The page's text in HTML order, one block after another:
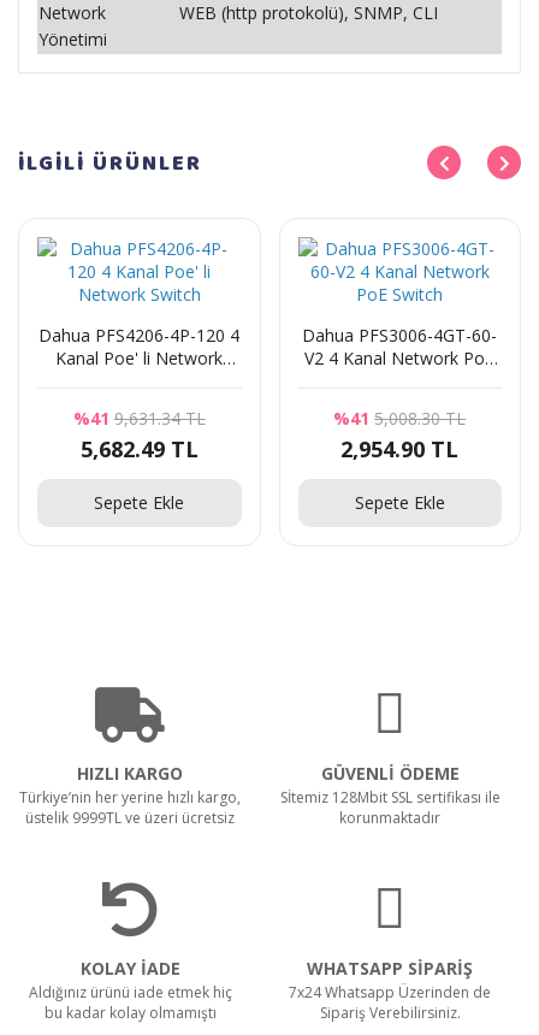
Network
Yönetimi
WEB (http protokolü), SNMP, CLI
İLGİLİ ÜRÜNLER
Dahua PFS4206-4P-120 4
Kanal Poe' li Network
%41 9,631.34 TL
5,682.49 TL
Sepete Ekle
Dahua PFS3006-4GT-60-
V2 4 Kanal Network PoE
%41 5,008.30 TL
2,954.90 TL
Sepete Ekle
HIZLI KARGO
Türkiye’nin her yerine hızlı kargo,
üstelik 9999TL ve üzeri ücretsiz
GÜVENLİ ÖDEME
Sİtemiz 128Mbit SSL sertifikası ile
korunmaktadır
KOLAY İADE
Aldığınız ürünü iade etmek hiç
bu kadar kolay olmamıştı
WHATSAPP SİPARİŞ
7x24 Whatsapp Üzerinden de
Sipariş Verebilirsiniz.